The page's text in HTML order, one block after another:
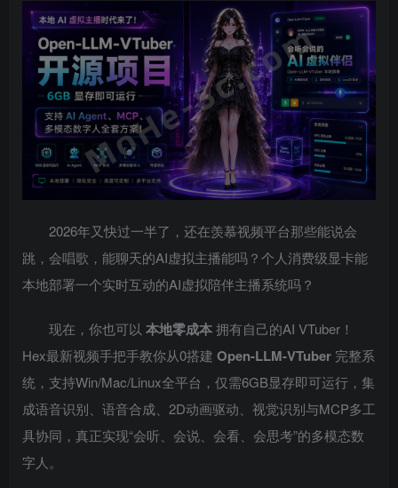
2026年又快过一半了，还在羡慕视频平台那些能说会
跳，会唱歌，能聊天的AI虚拟主播能吗？个人消费级显卡能
本地部署一个实时互动的AI虚拟陪伴主播系统吗？
现在，你也可以 本地零成本拥有自己的AI VTuber！
Hex最新视频手把手教你从0搭建 Open-LLM-VTuber 完整系
统，支持Win/Mac/Linux全平台，仅需6GB显存即可运行，集
成语音识别、语音合成、2D动画驱动、视觉识别与MCP多工
具协同，真正实现“会听、会说、会看、会思考”的多模态数
字人。